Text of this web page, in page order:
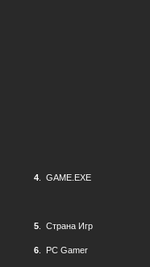
4 GAME.EXE
5 Страна Игр
6 PC Gamer